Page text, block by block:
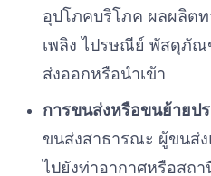
อุปโภคบริโภค ผลผลิตท
เพลิง ไปรษณีย์ พัสดุภัณ
ส่งออกหรือนำเข้า
การขนส่งหรือขนย้ายป
ขนส่งสาธารณะ ผู้ขนส่
ไปยังท่าอากาศหรือสถ